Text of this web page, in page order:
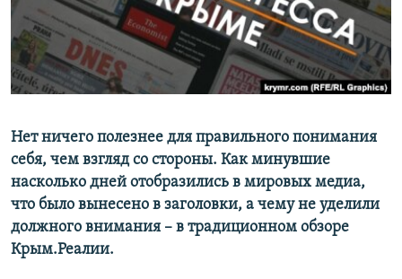
ПОБЕДИТЕЛЕЙ НЕ СУДЯТ?
КРЫМ.НЕПОКОРЕННЫЙ
ELIFBE
ПРИСОЕДИНЯЙТЕСЬ!
Все сайты RFE/RL
Нет ничего полезнее для правильного понимания
себя, чем взгляд со стороны. Как минувшие
насколько дней отобразились в мировых медиа,
что было вынесено в заголовки, а чему не уделили
должного внимания – в традиционном обзоре
Крым.Реалии.